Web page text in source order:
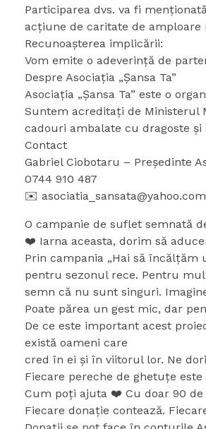
Participarea dvs. va fi
acțiune de caritate de amploare
Recunoașterea implicării:
Vom emite o adeverință de
Despre Asociația „Șansa Ta”
Asociația „Șansa Ta” este o
Suntem acreditați de Ministerul
cadouri ambalate cu dragoste și
Contact
Gabriel Ciobotaru – Președinte
0744 910 487
✉️ asociatia_sansata@yahoo.com
O campanie de suflet semnată
❤️ Iarna aceasta, dorim să
Prin campania „Hai să
pentru sezonul rece. Pentru
semn că nu sunt singuri.
Poate părea un gest mic, dar
De ce este important acest
există oameni care
cred în ei și în viitorul lor. Ne
Fiecare pereche de ghetuțe
Cum poți ajuta ❤️ Cu doar 90 de
Fiecare donație contează.